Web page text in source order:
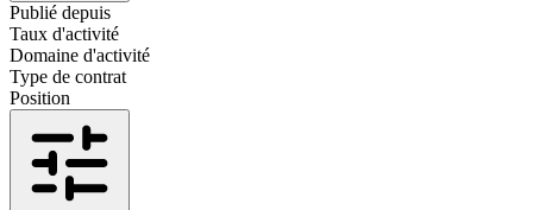
Publié depuis
Taux d'activité
Domaine d'activité
Type de contrat
Position